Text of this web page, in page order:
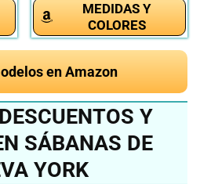
MEDIDAS Y
COLORES
en Amazon
Y
SÁBANAS DE
YORK